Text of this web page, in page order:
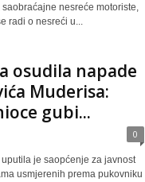
nesreće motoriste,
radi o nesreći u...
osudila napade
Muderisa:
gubi...
0
je saopćenje za javnost
usmjerenih prema pukovniku